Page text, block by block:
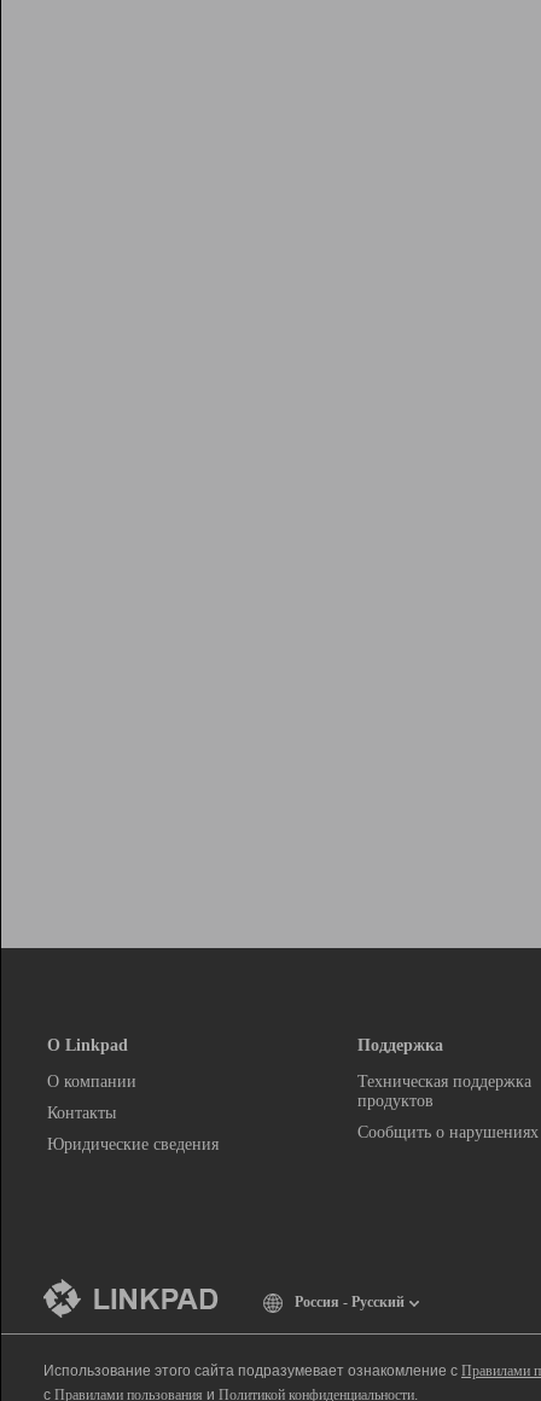
О Linkpad
О компании
Контакты
Юридические сведения
Поддержка
Техническая поддержка
продуктов
Сообщить о нарушениях
Россия - Русский
Использование этого сайта подразумевает ознакомление с Правилами
с Правилами пользования и Политикой конфиденциальности.